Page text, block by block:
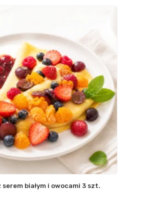
serem białym i owocami 3 szt.